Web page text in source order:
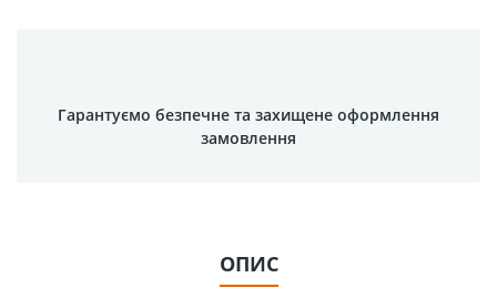
Гарантуємо безпечне та захищене оформлення
замовлення
ОПИС